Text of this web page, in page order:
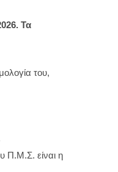
Τα
του,
Π.Μ.Σ. είναι η